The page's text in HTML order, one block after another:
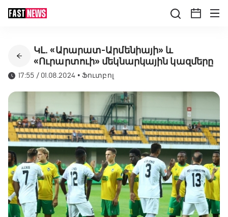
ԿԼ․ «Արարատ-Արմենիայի» և
«Ուրարտուի» մեկնարկային կազմերը
17:55 / 01.08.2024 •Ֆուտբոլ